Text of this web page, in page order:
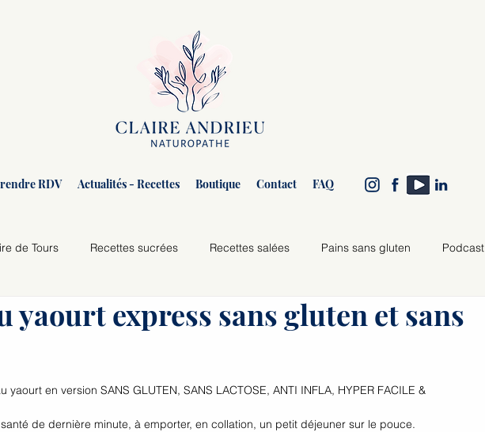
RDV Actualités - Recettes Boutique Contact FAQ
de Tours Recettes sucrées Recettes salées Pains sans gluten Podcast
yaourt express sans gluten et sans
yaourt en version SANS GLUTEN, SANS LACTOSE, ANTI INFLA, HYPER FACILE &
de dernière minute, à emporter, en collation, un petit déjeuner sur le pouce.